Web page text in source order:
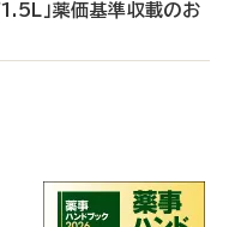
」薬価基準収載のお